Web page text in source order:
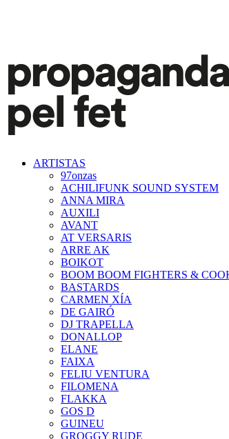
ARTISTAS
97onzas
ACHILIFUNK SOUND SYSTEM
ANNA MIRA
AUXILI
AVANT
AT VERSARIS
ARRE AK
BOIKOT
BOOM BOOM FIGHTERS &
BASTARDS
CARMEN XÍA
DE GAIRÓ
DJ TRAPELLA
DONALLOP
ELANE
FAIXA
FELIU VENTURA
FILOMENA
FLAKKA
GOS D
GUINEU
GROGGY RUDE